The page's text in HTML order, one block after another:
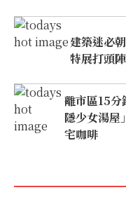
建築迷必
特展打頭
離市區15分
隱少女湯屋
宅咖啡